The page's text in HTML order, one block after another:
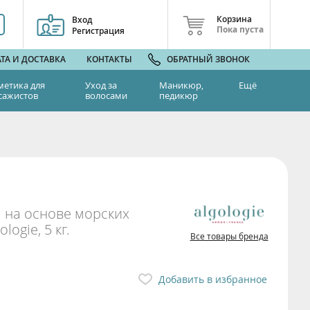
Вход
Регистрация
Корзина
Пока пуста
И ДОСТАВКА КОНТАКТЫ ОБРАТНЫЙ ЗВОНОК
для
Уход за
волосами
Маникюр,
педикюр
Ещё
основе морских
5 кг.
Все товары бренда
Добавить в избранное